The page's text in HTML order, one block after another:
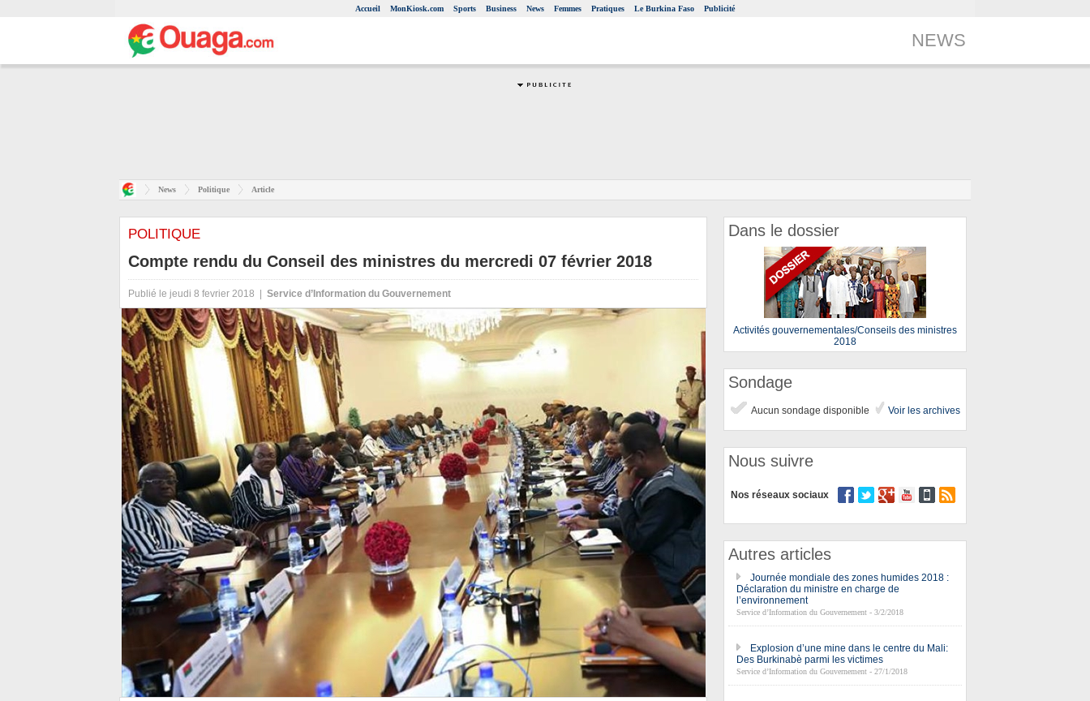
Accueil MonKiosk.com Sports Business News Femmes Pratiques Le Burkina Faso Publicité
NEWS
News Politique Article
POLITIQUE
Compte rendu du Conseil des ministres du mercredi 07 février 2018
Publié le jeudi 8 fevrier 2018 | Service d’Information du Gouvernement
Dans le dossier
Activités gouvernementales/Conseils des ministres
2018
Sondage
Aucun sondage disponible Voir les archives
Nous suivre
Nos réseaux sociaux
Autres articles
Journée mondiale des zones humides 2018 :
Déclaration du ministre en charge de
l’environnement
Service d’Information du Gouvernement - 3/2/2018
Explosion d’une mine dans le centre du Mali:
Des Burkinabè parmi les victimes
Service d’Information du Gouvernement - 27/1/2018